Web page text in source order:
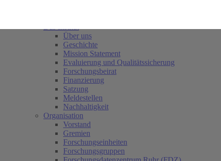
Über uns
Geschichte
Mission Statement
Evaluierung und Qualitätssicherung
Forschungsbeirat
Finanzierung
Satzung
Meldestellen
Nachhaltigkeit
Organisation
Vorstand
Gremien
Forschungseinheiten
Forschungsgruppen